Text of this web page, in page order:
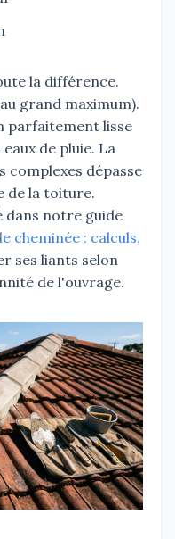
la différence.
grand maximum).
parfaitement lisse
de pluie. La
dépasse
de la toiture.
dans notre guide
cheminée : calculs,
ses liants selon
de l'ouvrage.